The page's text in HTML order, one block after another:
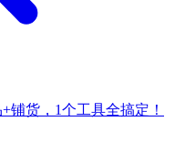
铺货，1个工具全搞定！